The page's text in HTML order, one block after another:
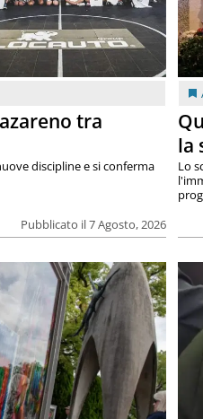
tra
Pubblicato il 7 Agosto, 2026
discipline e si conferma
la
Lo